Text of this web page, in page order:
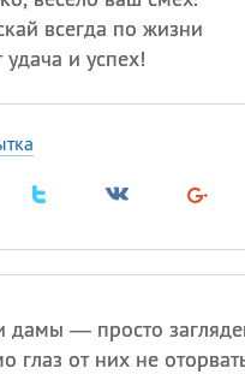
всегда по жизни
и успех!
дамы — просто
глаз от них не